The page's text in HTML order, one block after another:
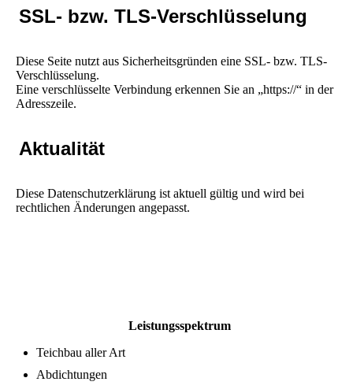
SSL- bzw. TLS-Verschlüsselung
Diese Seite nutzt aus Sicherheitsgründen eine SSL- bzw. TLS-
Verschlüsselung.
Eine verschlüsselte Verbindung erkennen Sie an „https://“ in der
Adresszeile.
Aktualität
Diese Datenschutzerklärung ist aktuell gültig und wird bei
rechtlichen Änderungen angepasst.
Leistungsspektrum
Teichbau aller Art
Abdichtungen